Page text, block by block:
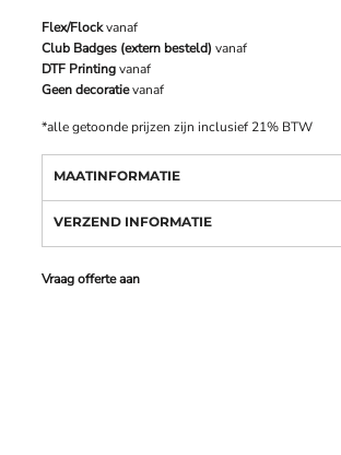
Flex/Flockvanaf
Club Badges (extern besteld) vanaf
DTF Printingvanaf
Geen decoratievanaf
*alle getoonde prijzen zijn inclusief 21% BTW
MAATINFORMATIE
VERZEND INFORMATIE
Vraag offerte aan